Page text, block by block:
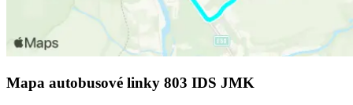
Mapa autobusové linky 803 IDS JMK